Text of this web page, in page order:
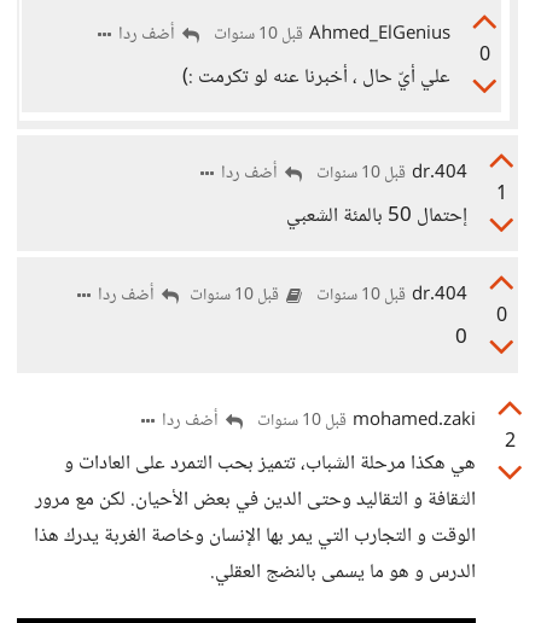
0
Ahmed_ElGenius قبل 10 سنوات أضف ردا
علي أيّ حال ، أخبرنا عنه لو تكرمت :)
1
dr.404 قبل 10 سنوات أضف ردا
إحتمال 50 بالمئة الشعبي
0
dr.404 قبل 10 سنوات قبل 10 سنوات أضف ردا
0
2
mohamed.zaki قبل 10 سنوات أضف ردا
هي هكذا مرحلة الشباب، تتميز بحب التمرد على العادات و
الثقافة و التقاليد وحتى الدين في بعض الأحيان. لكن مع مرور
الوقت و التجارب التي يمر بها الإنسان وخاصة الغربة يدرك هذا
الدرس و هو ما يسمى بالنضج العقلي.